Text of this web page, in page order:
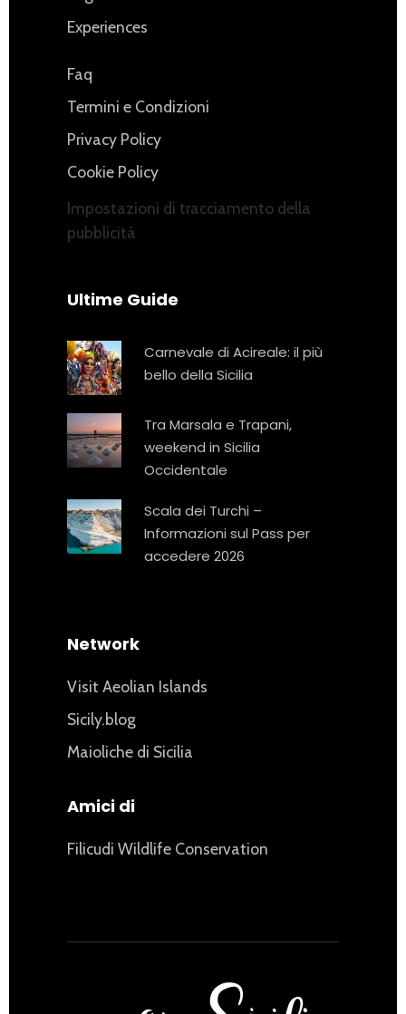
Experiences
Faq
Termini e Condizioni
Privacy Policy
Cookie Policy
Impostazioni di tracciamento della
pubblicità
Ultime Guide
Carnevale di Acireale: il più
bello della Sicilia
Tra Marsala e Trapani,
weekend in Sicilia
Occidentale
Scala dei Turchi –
Informazioni sul Pass per
accedere 2026
Network
Visit Aeolian Islands
Sicily.blog
Maioliche di Sicilia
Amici di
Filicudi Wildlife Conservation